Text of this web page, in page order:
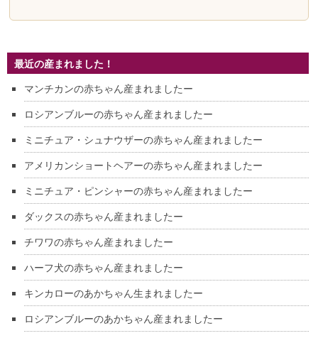
最近の産まれました！
マンチカンの赤ちゃん産まれましたー
ロシアンブルーの赤ちゃん産まれましたー
ミニチュア・シュナウザーの赤ちゃん産まれましたー
アメリカンショートヘアーの赤ちゃん産まれましたー
ミニチュア・ピンシャーの赤ちゃん産まれましたー
ダックスの赤ちゃん産まれましたー
チワワの赤ちゃん産まれましたー
ハーフ犬の赤ちゃん産まれましたー
キンカローのあかちゃん生まれましたー
ロシアンブルーのあかちゃん産まれましたー